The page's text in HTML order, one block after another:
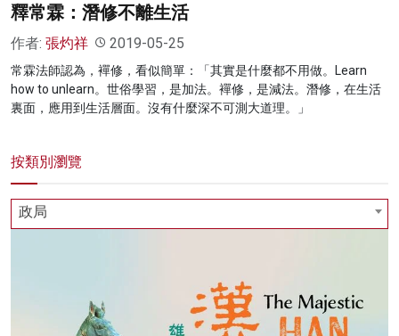
釋常霖：潛修不離生活
作者: 張灼祥 2019-05-25
常霖法師認為，襌修，看似簡單：「其實是什麼都不用做。Learn
how to unlearn。世俗學習，是加法。襌修，是減法。潛修，在生活
裏面，應用到生活層面。沒有什麼深不可測大道理。」
按類別瀏覽
政局